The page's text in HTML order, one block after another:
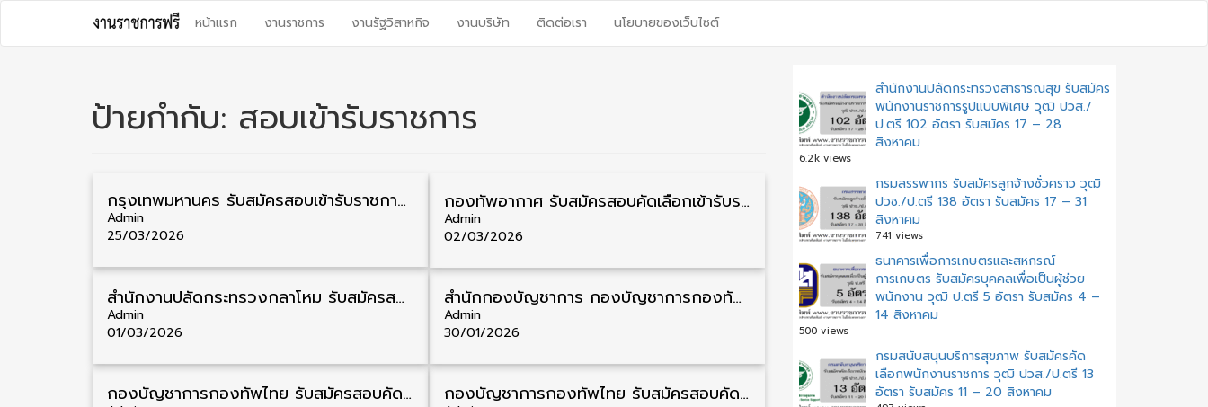
content
หน้าแรก งานราชการ งานรัฐวิสาหกิจ งานบริษัท ติดต่อเรา นโยบายของเว็บไซต์
ป้ายกำกับ: สอบเข้ารับราชการ
กรุงเทพมหานคร รับสมัครสอบเข้ารับราชการ วุฒิ ปวช./ปวส. 128 อัตรา รับสมัคร 31 มีนาคม – 9 เมษายน
Admin
25/03/2026
กองทัพอากาศ รับสมัครสอบคัดเลือกเข้ารับราชการ วุฒิ ม.6/ปวช./ปวส./ป.ตรี 84 อัตรา รับสมัคร 4 มีนาคม – 6 เมษายน
Admin
02/03/2026
สำนักงานปลัดกระทรวงกลาโหม รับสมัครสอบบุคคลเข้ารับราชการ วุฒิ ม.3/ม.6/ปวช./ปวส./ป.ตรี ชาย/หญิง 49 อัตรา รับสมัคร 9 มีนาคม – 19 เมษายน
Admin
01/03/2026
สำนักกองบัญชาการ กองบัญชาการกองทัพไทย รับสมัครสอบคัดเลือกเข้ารับราชการ วุฒิ ม.3/ม.6 5 อัตรา รับสมัคร 2 – 27 กุมภาพันธ์
Admin
30/01/2026
กองบัญชาการกองทัพไทย รับสมัครสอบคัดเลือกเข้ารับราชการ วุฒิ ม.3/ม.6/ปวช./ปวส./ป.ตรี 62 อัตรา รับสมัคร 24 ธันวาคม – 14 มกราคม กองบัญชาการกองทัพไทย รับสมัครสอบคัดเลือกเข้ารับราชการ เป็นทหารกองประจำการ 500 อัตรา รับสมัคร 1 กันยายน – 25 มกราคม
สำนักงานปลัดกระทรวงสาธารณสุข รับสมัคร
พนักงานราชการรูปแบบพิเศษ วุฒิ ปวส./
ป.ตรี 102 อัตรา รับสมัคร 17 – 28
สิงหาคม
6.2k views
กรมสรรพากร รับสมัครลูกจ้างชั่วคราว วุฒิ
ปวช./ป.ตรี 138 อัตรา รับสมัคร 17 – 31
สิงหาคม
741 views
ธนาคารเพื่อการเกษตรและสหกรณ์
การเกษตร รับสมัครบุคคลเพื่อเป็นผู้ช่วย
พนักงาน วุฒิ ป.ตรี 5 อัตรา รับสมัคร 4 –
14 สิงหาคม
500 views
กรมสนับสนุนบริการสุขภาพ รับสมัครคัด
เลือกพนักงานราชการ วุฒิ ปวส./ป.ตรี 13
อัตรา รับสมัคร 11 – 20 สิงหาคม